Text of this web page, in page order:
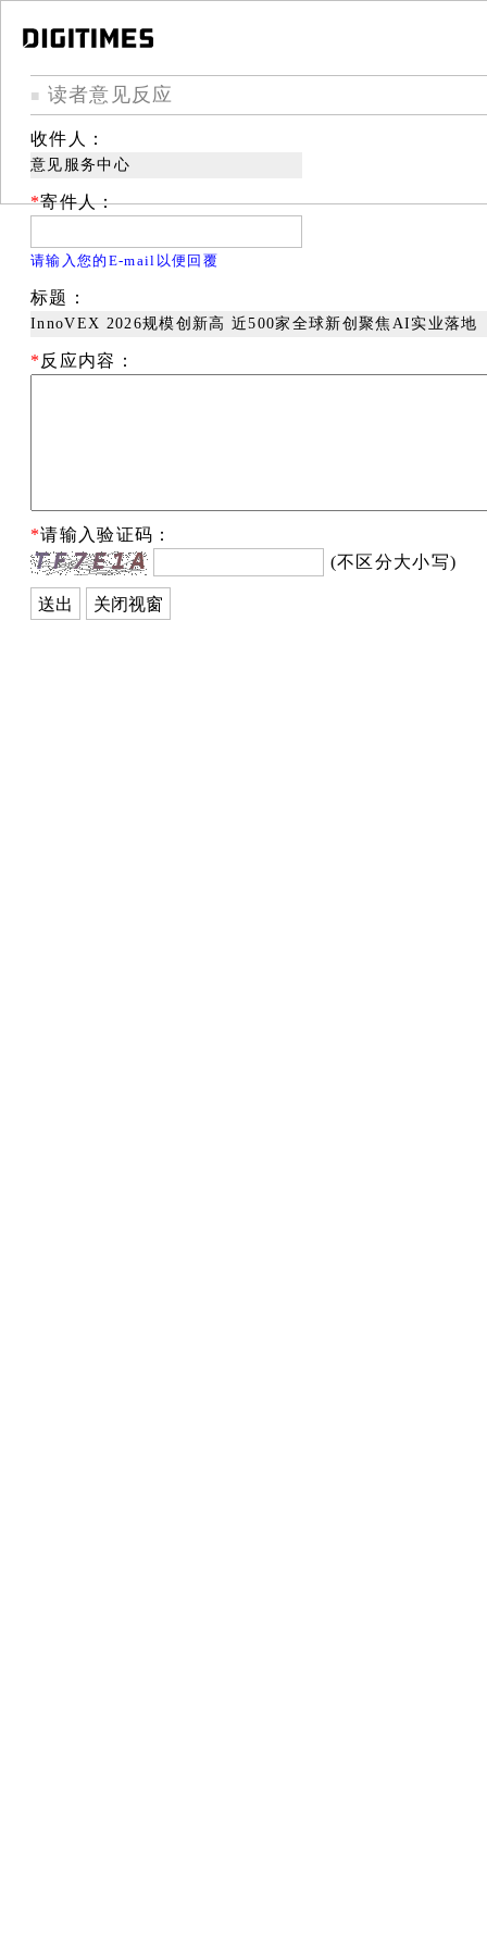
■ 读者意见反应
收件人：
意见服务中心
*寄件人：
请输入您的E-mail以便回覆
标题：
InnoVEX 2026规模创新高 近500家全球新创聚焦AI实业落地
* 反应内容：
*请输入验证码：
(不区分大小写)